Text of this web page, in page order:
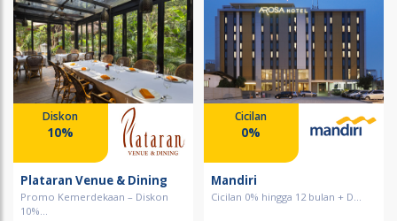
Diskon
10%
Plataran Venue & Dining
Promo Kemerdekaan – Diskon
10%...
Cicilan
0%
Mandiri
Cicilan 0% hingga 12 bulan + D...